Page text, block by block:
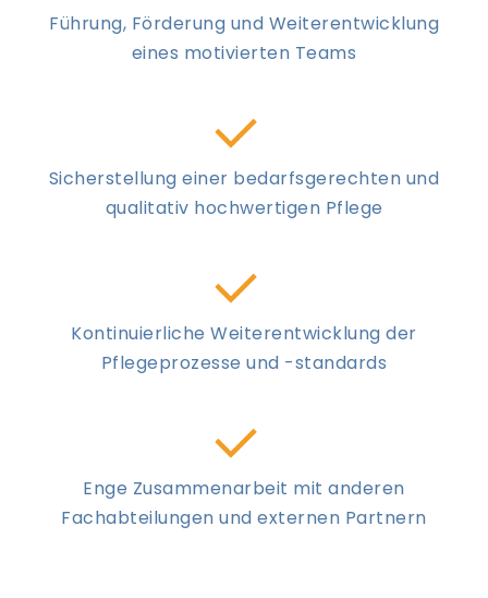
Führung, Förderung und Weiterentwicklung
eines motivierten Teams
Sicherstellung einer bedarfsgerechten und
qualitativ hochwertigen Pflege
Kontinuierliche Weiterentwicklung der
Pflegeprozesse und -standards
Enge Zusammenarbeit mit anderen
Fachabteilungen und externen Partnern